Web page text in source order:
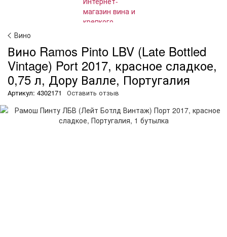
Вино
Вино Ramos Pinto LBV (Late Bottled
Vintage) Port 2017, красное сладкое,
0,75 л, Дору Валле, Португалия
Артикул: 4302171 Оставить отзыв